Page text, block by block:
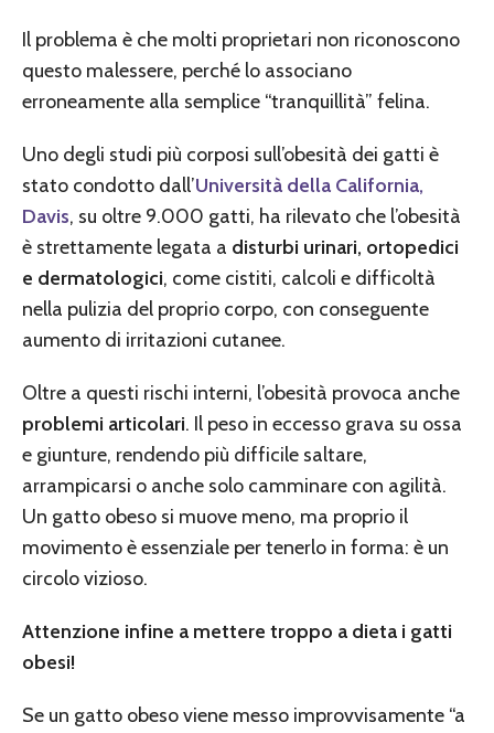
Il problema è che molti proprietari non riconoscono
questo malessere, perché lo associano
erroneamente alla semplice “tranquillità” felina.
Uno degli studi più corposi sull’obesità dei gatti è
stato condotto dall’Università della California,
Davis, su oltre 9.000 gatti, ha rilevato che l’obesità
è strettamente legata a disturbi urinari, ortopedici
e dermatologici, come cistiti, calcoli e difficoltà
nella pulizia del proprio corpo, con conseguente
aumento di irritazioni cutanee.
Oltre a questi rischi interni, l’obesità provoca anche
problemi articolari. Il peso in eccesso grava su ossa
e giunture, rendendo più difficile saltare,
arrampicarsi o anche solo camminare con agilità.
Un gatto obeso si muove meno, ma proprio il
movimento è essenziale per tenerlo in forma: è un
circolo vizioso.
Attenzione infine a mettere troppo a dieta i gatti
obesi!
Se un gatto obeso viene messo improvvisamente “a